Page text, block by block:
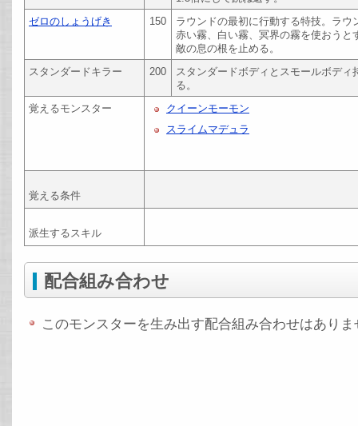
ゼロのしょうげき
150
ラウンドの最初に行動する特技。ラ
赤い霧、白い霧、冥界の霧を使おう
敵の息の根を止める。
スタンダードキラー
200
スタンダードボディとスモールボデ
る。
覚えるモンスター
クイーンモーモン
スライムマデュラ
覚える条件
派生するスキル
配合組み合わせ
このモンスターを生み出す配合組み合わせはありま